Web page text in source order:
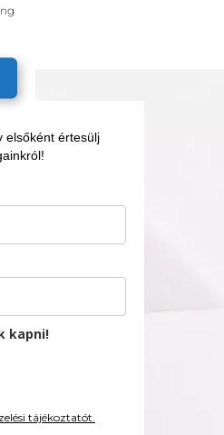
elsőként értesülj
kapni!
tájékoztatót.